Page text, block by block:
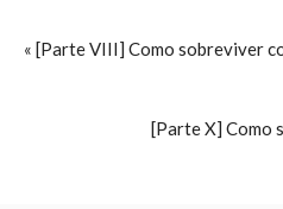
« [Parte VIII] Como sobreviver
[Parte X] Como